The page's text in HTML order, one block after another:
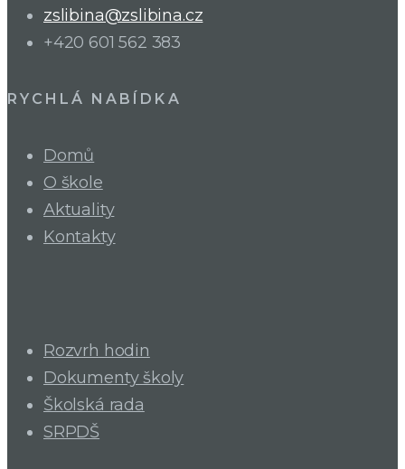
zslibina@zslibina.cz
+420 601 562 383
RYCHLÁ NABÍDKA
Domů
O škole
Aktuality
Kontakty
Rozvrh hodin
Dokumenty školy
Školská rada
SRPDŠ